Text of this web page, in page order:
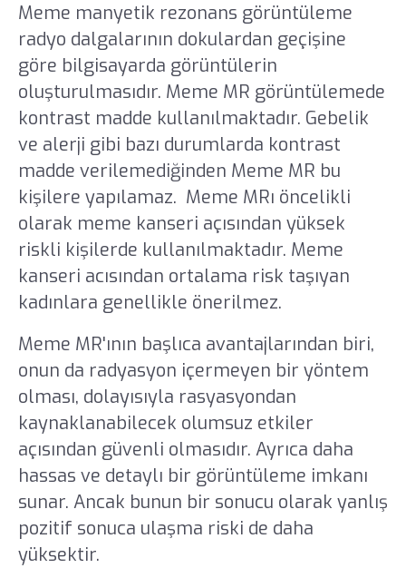
Meme manyetik rezonans görüntüleme
radyo dalgalarının dokulardan geçişine
göre bilgisayarda görüntülerin
oluşturulmasıdır. Meme MR görüntülemede
kontrast madde kullanılmaktadır. Gebelik
ve alerji gibi bazı durumlarda kontrast
madde verilemediğinden Meme MR bu
kişilere yapılamaz. Meme MRı öncelikli
olarak meme kanseri açısından yüksek
riskli kişilerde kullanılmaktadır. Meme
kanseri acısından ortalama risk taşıyan
kadınlara genellikle önerilmez.
Meme MR'ının başlıca avantajlarından biri,
onun da radyasyon içermeyen bir yöntem
olması, dolayısıyla rasyasyondan
kaynaklanabilecek olumsuz etkiler
açısından güvenli olmasıdır. Ayrıca daha
hassas ve detaylı bir görüntüleme imkanı
sunar. Ancak bunun bir sonucu olarak yanlış
pozitif sonuca ulaşma riski de daha
yüksektir.